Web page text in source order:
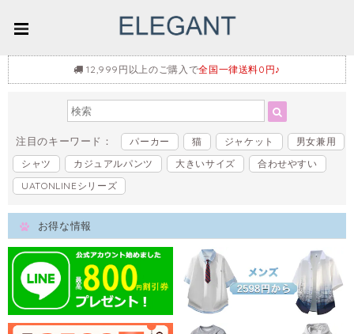
12,999円以上のご購入で全国一律送料0円♪
注目のキーワード： パーカー 猫 ジャケット
男女兼用
シャツ
カジュアルパンツ 大きいサイズ
合わせやすい
UATONLINEシリーズ
お得な情報